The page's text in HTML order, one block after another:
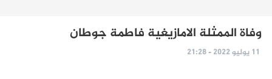
وفاة الممثلة الامازيغية فاطمة جوطان
11 يوليو 2022 - 21:28